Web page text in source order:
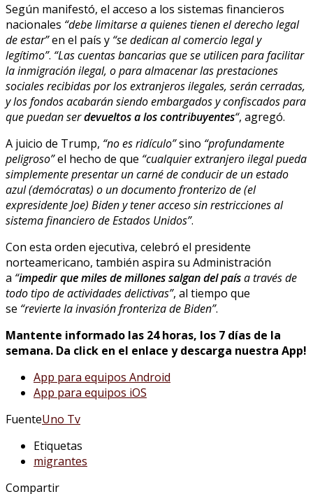
Según manifestó, el acceso a los sistemas financieros
nacionales “debe limitarse a quienes tienen el derecho legal
de estar”en el país y “se dedican al comercio legal y
legítimo”. “Las cuentas bancarias que se utilicen para facilitar
la inmigración ilegal, o para almacenar las prestaciones
sociales recibidas por los extranjeros ilegales, serán cerradas,
y los fondos acabarán siendo embargados y confiscados para
que puedan serdevueltos a los contribuyentes“, agregó.
A juicio de Trump, “no es ridículo”sino “profundamente
peligroso”el hecho de que “cualquier extranjero ilegal pueda
simplemente presentar un carné de conducir de un estado
azul (demócratas) o un documento fronterizo de (el
expresidente Joe) Biden y tener acceso sin restricciones al
sistema financiero de Estados Unidos”.
Con esta orden ejecutiva, celebró el presidente
norteamericano, también aspira su Administración
a “impedir que miles de millones salgan del paísa través de
todo tipo de actividades delictivas”, al tiempo que
se “revierte la invasión fronteriza de Biden”.
Mantente informado las 24 horas, los 7 días de la
semana. Da click en el enlace y descarga nuestra App!
App para equipos Android
App para equipos iOS
FuenteUno Tv
Etiquetas
migrantes
Compartir